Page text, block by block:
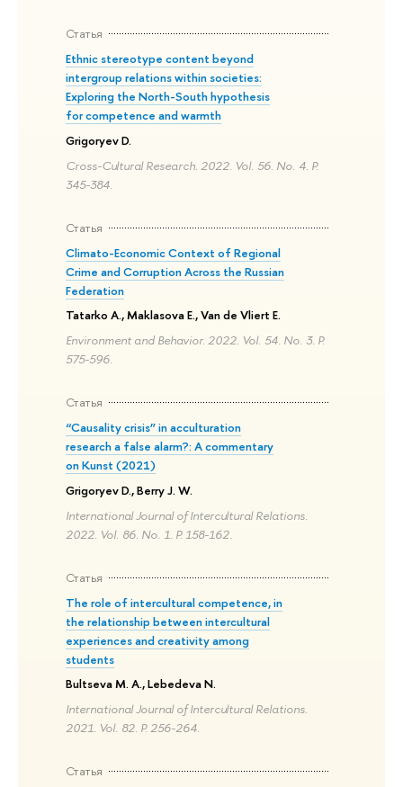
Статья
Ethnic stereotype content beyond
intergroup relations within societies:
Exploring the North-South hypothesis
for competence and warmth
Grigoryev D.
Cross-Cultural Research. 2022. Vol. 56. No. 4. P.
345-384.
Статья
Climato-Economic Context of Regional
Crime and Corruption Across the Russian
Federation
Tatarko A., Maklasova E., Van de Vliert E.
Environment and Behavior. 2022. Vol. 54. No. 3. P.
575-596.
Статья
“Causality crisis” in acculturation
research a false alarm?: A commentary
on Kunst (2021)
Grigoryev D., Berry J. W.
International Journal of Intercultural Relations.
2022. Vol. 86. No. 1. P. 158-162.
Статья
The role of intercultural competence, in
the relationship between intercultural
experiences and creativity among
students
Bultseva M. A., Lebedeva N.
International Journal of Intercultural Relations.
2021. Vol. 82. P. 256-264.
Статья